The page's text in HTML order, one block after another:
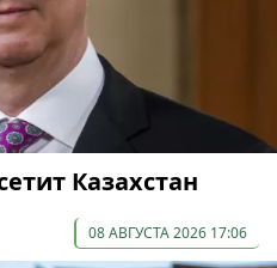
Казахстан
08 АВГУСТА 2026 17:06